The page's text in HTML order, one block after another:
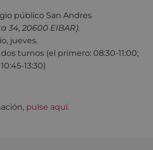
público San Andres
34, 20600 EIBAR).
jueves.
turnos (el primero: 08:30-11:00;
13:30)
pulse aquí.